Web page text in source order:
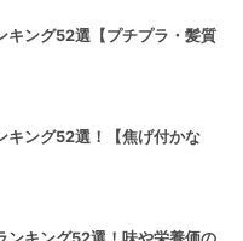
キング52選【プチプラ・髪質
キング52選！【焦げ付かな